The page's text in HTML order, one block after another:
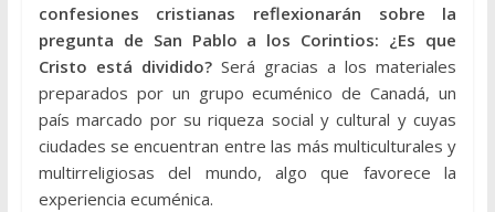
confesiones cristianas reflexionarán sobre la
pregunta de San Pablo a los Corintios: ¿Es que
Cristo está dividido?Será gracias a los materiales
preparados por un grupo ecuménico de Canadá, un
país marcado por su riqueza social y cultural y cuyas
ciudades se encuentran entre las más multiculturales y
multirreligiosas del mundo, algo que favorece la
experiencia ecuménica.